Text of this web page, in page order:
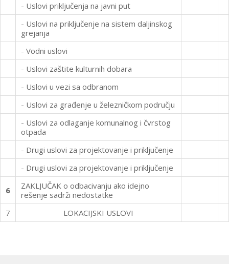
- Uslovi priključenja na javni put
- Uslovi na priključenje na sistem daljinskog
grejanja
- Vodni uslovi
- Uslovi zaštite kulturnih dobara
- Uslovi u vezi sa odbranom
- Uslovi za građenje u železničkom području
- Uslovi za odlaganje komunalnog i čvrstog
otpada
- Drugi uslovi za projektovanje i priključenje
- Drugi uslovi za projektovanje i priključenje
6
ZAKLJUČAK o odbacivanju ako idejno
rešenje sadrži nedostatke
7
LOKACIJSKI USLOVI